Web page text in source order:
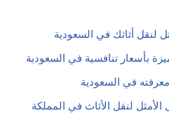
لنقل أثاثك في السعودية
بأسعار تنافسية في السعودية
في السعودية
لنقل الأثاث في المملكة